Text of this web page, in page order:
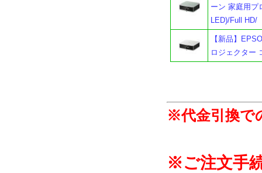
ーン 家庭用プ
LED)/Full HD/
【新品】
ロジェクター
※代金引換で
※ご注文手